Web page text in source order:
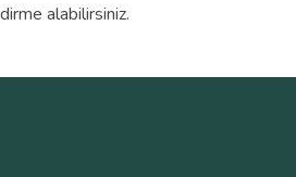
alabilirsiniz.